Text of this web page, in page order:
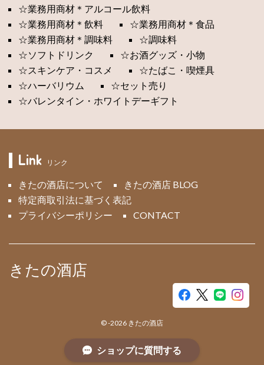
☆業務用商材＊アルコール飲料
☆業務用商材＊飲料
☆業務用商材＊食品
☆業務用商材＊調味料
☆調味料
☆ソフトドリンク
☆お酒グッズ・小物
☆スキンケア・コスメ
☆たばこ・喫煙具
☆ハーバリウム
☆セット売り
☆バレンタイン・ホワイトデーギフト
Link リンク
きたの酒店について
きたの酒店 BLOG
特定商取引法に基づく表記
プライバシーポリシー
CONTACT
きたの酒店
©-2026 きたの酒店
ショップに質問する